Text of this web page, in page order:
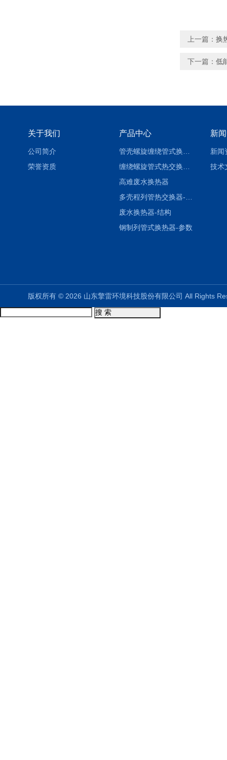
上一篇： 换
下一篇： 低
关于我们
公司简介
荣誉资质
产品中心
高难废水换热器
废水换热器-结构
钢制列管式换热器-参数
新
新闻
技术
版权所有 © 2026 山东擎雷环境科技股份有限公司 All